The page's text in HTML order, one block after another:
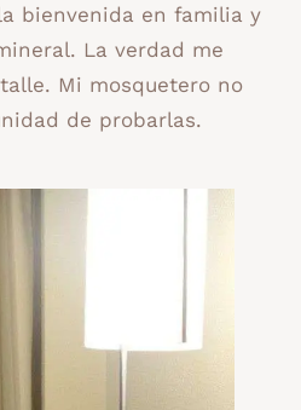
bienvenida en familia y
La verdad me
Mi mosquetero no
de probarlas.